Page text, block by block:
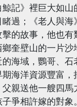
記》裡巨大如山
過；《老人與海
的故事，他也有
奎壁山的一片沙
海域，鸚哥、石
海洋資源豐富，
親送他一艘四馬
爭相許嫁的對象。